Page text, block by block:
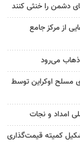
دشمن را خنثی کنند
از مرکز جامع
می‌رود
مسلح اوکراین توسط
کمیته قیمت‌گذاری